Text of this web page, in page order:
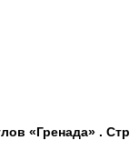
«Гренада» . Стр